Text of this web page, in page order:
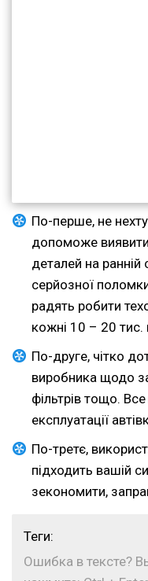
По-перше, не
допоможе виявити
деталей на ранній
серйозної
радять робити
кожні 10 – 20 тис.
По-друге, чітко
виробника щодо
фільтрів тощо.
експлуатації
По-третє,
підходить вашій
зекономити,
Теги:
Ошибка в тексте?